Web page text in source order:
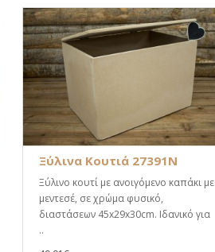
Ξύλινα Κουτιά 27391N
Ξύλινο κουτί με ανοιγόμενο καπάκι με
μεντεσέ, σε χρώμα φυσικό,
διαστάσεων 45x29x30cm. Ιδανικό για
..